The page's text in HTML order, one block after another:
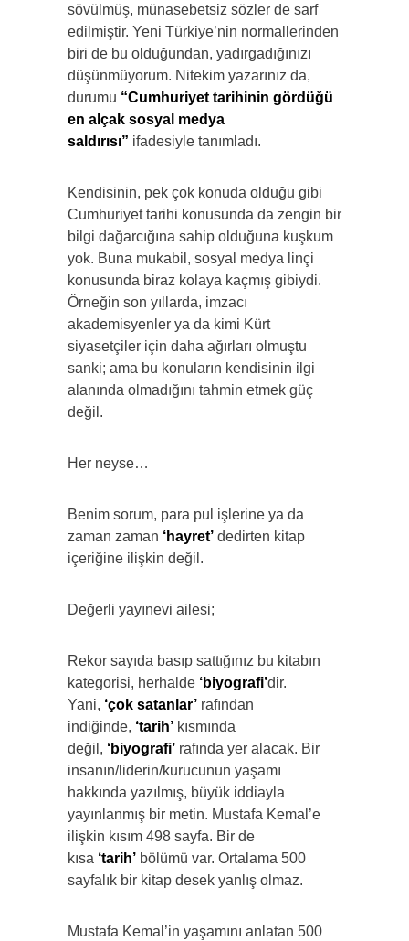
sövülmüş, münasebetsiz sözler de sarf
edilmiştir. Yeni Türkiye’nin normallerinden
biri de bu olduğundan, yadırgadığınızı
düşünmüyorum. Nitekim yazarınız da,
durumu “Cumhuriyet tarihinin gördüğü
en alçak sosyal medya
saldırısı” ifadesiyle tanımladı.
Kendisinin, pek çok konuda olduğu gibi
Cumhuriyet tarihi konusunda da zengin bir
bilgi dağarcığına sahip olduğuna kuşkum
yok. Buna mukabil, sosyal medya linçi
konusunda biraz kolaya kaçmış gibiydi.
Örneğin son yıllarda, imzacı
akademisyenler ya da kimi Kürt
siyasetçiler için daha ağırları olmuştu
sanki; ama bu konuların kendisinin ilgi
alanında olmadığını tahmin etmek güç
değil.
Her neyse…
Benim sorum, para pul işlerine ya da
zaman zaman ‘hayret’ dedirten kitap
içeriğine ilişkin değil.
Değerli yayınevi ailesi;
Rekor sayıda basıp sattığınız bu kitabın
kategorisi, herhalde ‘biyografi’dir.
Yani, ‘çok satanlar’ rafından
indiğinde, ‘tarih’ kısmında
değil, ‘biyografi’ rafında yer alacak. Bir
insanın/liderin/kurucunun yaşamı
hakkında yazılmış, büyük iddiayla
yayınlanmış bir metin. Mustafa Kemal’e
ilişkin kısım 498 sayfa. Bir de
kısa ‘tarih’ bölümü var. Ortalama 500
sayfalık bir kitap desek yanlış olmaz.
Mustafa Kemal’in yaşamını anlatan 500